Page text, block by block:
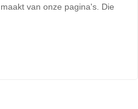
van onze pagina's. Die